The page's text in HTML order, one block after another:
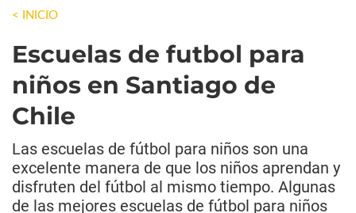
< INICIO
Escuelas de futbol para
niños en Santiago de
Chile
Las escuelas de fútbol para niños son una
excelente manera de que los niños aprendan y
disfruten del fútbol al mismo tiempo. Algunas
de las mejores escuelas de fútbol para niños